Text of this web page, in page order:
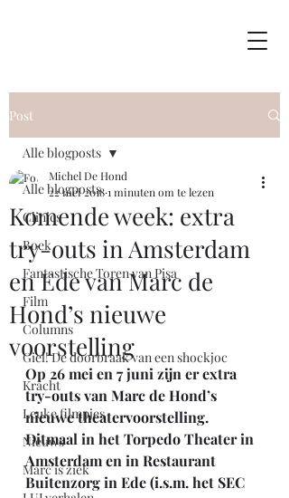
Post
Alle blogposts
Clinics
Boek
Fantastische Toren van Pisa
Film
Columns
Giel! De doorbraak van een shockjoc
Kracht
Leuke filmpjes
Nieuws
Marc is ziek
Alle blogposts
Komende week: extra
try-outs in Amsterdam
en Ede van Marc de
Hond’s nieuwe
voorstelling
Michel De Hond
22 mei 20181 minuten om te lezen
Op 26 mei en 7 juni zijn er extra
try-outs van Marc de Hond’s
nieuwe theatervoorstelling.
Ditmaal in het Torpedo Theater in
Amsterdam en in Restaurant
Buitenzorg in Ede (i.s.m. het SEC